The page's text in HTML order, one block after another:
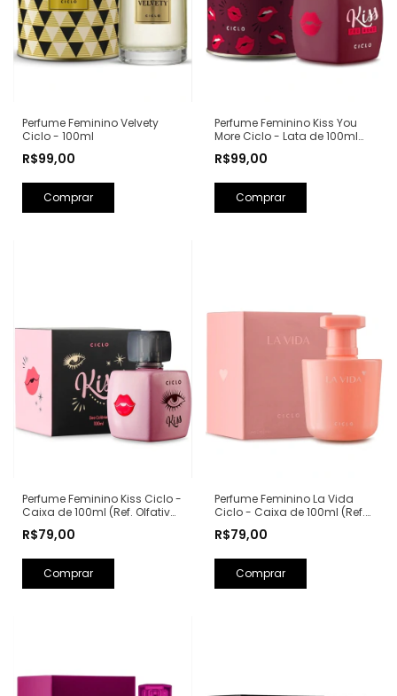
Perfume Feminino Velvety
Ciclo - 100ml
R$99,00
Perfume Feminino Kiss You
More Ciclo - Lata de 100ml
Laurent)
R$99,00
Perfume Feminino Kiss Ciclo -
Caixa de 100ml (Ref. Olfativa:
R$79,00
Perfume Feminino La Vida
Ciclo - Caixa de 100ml (Ref.
Lancôme)
R$79,00